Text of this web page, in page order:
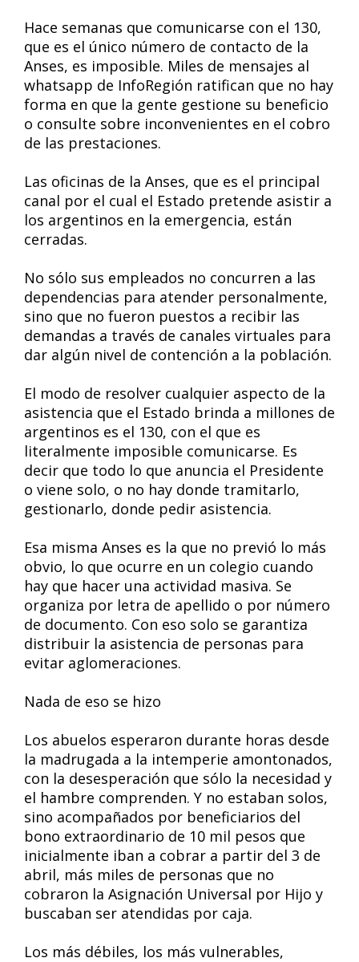
Hace semanas que comunicarse con el 130,
que es el único número de contacto de la
Anses, es imposible. Miles de mensajes al
whatsapp de InfoRegión ratifican que no hay
forma en que la gente gestione su beneficio
o consulte sobre inconvenientes en el cobro
de las prestaciones.
Las oficinas de la Anses, que es el principal
canal por el cual el Estado pretende asistir a
los argentinos en la emergencia, están
cerradas.
No sólo sus empleados no concurren a las
dependencias para atender personalmente,
sino que no fueron puestos a recibir las
demandas a través de canales virtuales para
dar algún nivel de contención a la población.
El modo de resolver cualquier aspecto de la
asistencia que el Estado brinda a millones de
argentinos es el 130, con el que es
literalmente imposible comunicarse. Es
decir que todo lo que anuncia el Presidente
o viene solo, o no hay donde tramitarlo,
gestionarlo, donde pedir asistencia.
Esa misma Anses es la que no previó lo más
obvio, lo que ocurre en un colegio cuando
hay que hacer una actividad masiva. Se
organiza por letra de apellido o por número
de documento. Con eso solo se garantiza
distribuir la asistencia de personas para
evitar aglomeraciones.
Nada de eso se hizo
Los abuelos esperaron durante horas desde
la madrugada a la intemperie amontonados,
con la desesperación que sólo la necesidad y
el hambre comprenden. Y no estaban solos,
sino acompañados por beneficiarios del
bono extraordinario de 10 mil pesos que
inicialmente iban a cobrar a partir del 3 de
abril, más miles de personas que no
cobraron la Asignación Universal por Hijo y
buscaban ser atendidas por caja.
Los más débiles, los más vulnerables,